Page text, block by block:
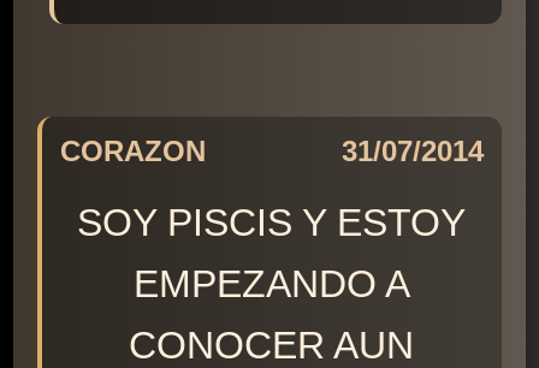
CORAZON 31/07/2014
SOY PISCIS Y ESTOY
EMPEZANDO A
CONOCER AUN